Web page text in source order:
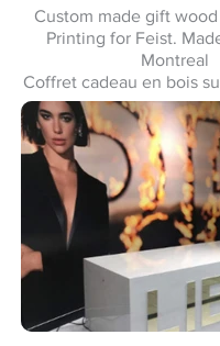
Custom made gift
Printing for Feist.
Montreal
Coffret cadeau en bois
impression UV pour
uMake